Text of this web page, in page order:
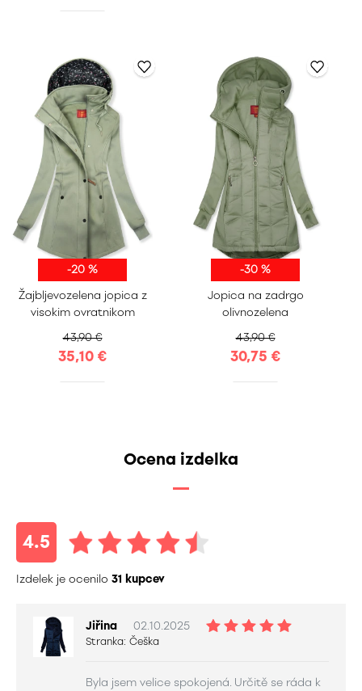
-20 %
Žajbljevozelena jopica z
visokim ovratnikom
43,90 €
35,10 €
S M L
XL
-30 %
Jopica na zadrgo
olivnozelena
43,90 €
30,75 €
S M L
XL
Ocena izdelka
4.5
Izdelek je ocenilo 31 kupcev
Jiřina 02.10.2025
Stranka: Češka
Byla jsem velice spokojená. Určitě se ráda k